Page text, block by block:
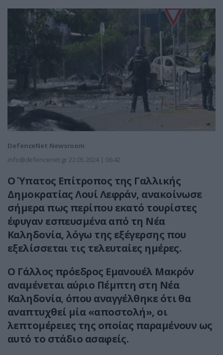
DefenceNet Newsroom
info@defencenet.gr 22.05.2024 | 06:42
Ο Ύπατος Επίτροπος της Γαλλικής
Δημοκρατίας Λουί Λεφράν, ανακοίνωσε
σήμερα πως περίπου εκατό τουρίστες
έφυγαν εσπευσμένα από τη Νέα
Καληδονία, λόγω της εξέγερσης που
εξελίσσεται τις τελευταίες ημέρες.
Ο Γάλλος πρόεδρος Εμανουέλ Μακρόν
αναμένεται αύριο Πέμπτη στη Νέα
Καληδονία, όπου αναγγέλθηκε ότι θα
αναπτυχθεί μία «αποστολή», οι
λεπτομέρειες της οποίας παραμένουν ως
αυτό το στάδιο ασαφείς.